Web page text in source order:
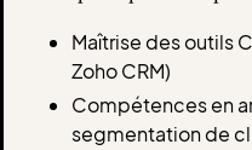
Maîtrise des outils
Zoho CRM)
Compétences en
segmentation de